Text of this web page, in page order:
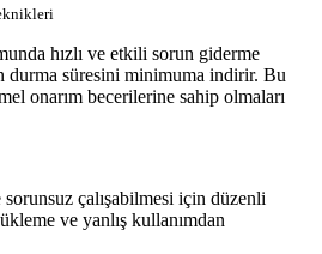
hızlı ve etkili sorun giderme
durma süresini minimuma indirir. Bu
onarım becerilerine sahip olmaları
sorunsuz çalışabilmesi için düzenli
ve yanlış kullanımdan